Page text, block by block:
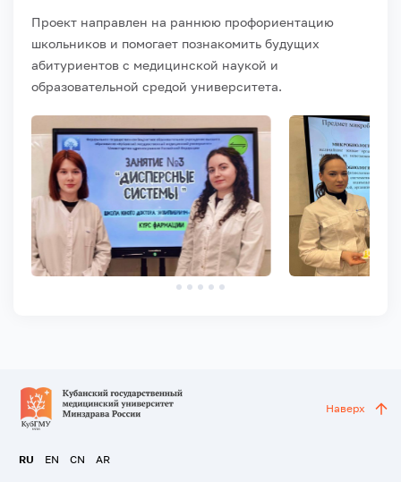
Проект направлен на раннюю профориентацию
школьников и помогает познакомить будущих
абитуриентов с медицинской наукой и
образовательной средой университета.
RU EN CN AR
Наверх